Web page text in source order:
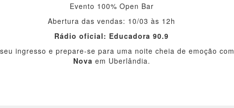
Evento 100% Open Bar
Abertura das vendas: 10/03 às 12h
Rádio oficial: Educadora 90.9
ingresso e prepare-se para uma noite cheia de emoção com
Nova em Uberlândia.